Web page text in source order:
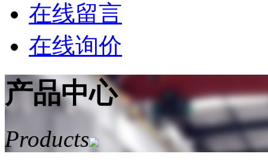
在线留言
在线询价
产品中心
Products